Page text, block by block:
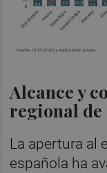
Alcance y
regional de
La apertura al
española ha